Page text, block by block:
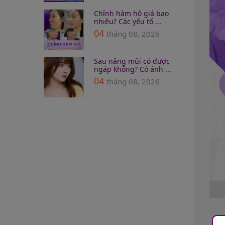
Chỉnh hàm hô giá bao
nhiêu? Các yếu tố ...
04 tháng 08, 2026
Sau nâng mũi có được
ngáp không? Có ảnh ...
04 tháng 08, 2026